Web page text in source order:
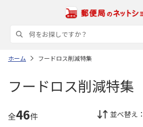
ホーム フードロス削減特集
フードロス削減特集
全46件 並べ替え：